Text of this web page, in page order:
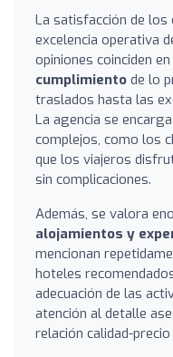
La satisfacción de los
excelencia operativa
opiniones coinciden
cumplimiento de lo
traslados hasta las
La agencia se
complejos, como los
que los viajeros
sin complicaciones.
Además, se valora
alojamientos y
mencionan
hoteles
adecuación de las
atención al detalle
relación calidad-